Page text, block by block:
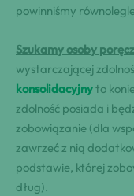
powinniśmy
Szukamy osoby
wystarczającej
konsolidacyjnyto
zdolność posiada i
zobowiązanie (dla
zawrzeć z nią
podstawie, której
dług).